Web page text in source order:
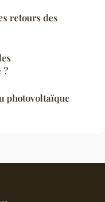
retours des
?
photovoltaïque